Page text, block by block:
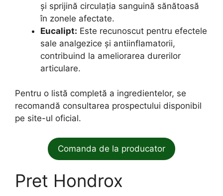
și sprijină circulația sanguină sănătoasă
în zonele afectate.
Eucalipt: Este recunoscut pentru efectele
sale analgezice și antiinflamatorii,
contribuind la ameliorarea durerilor
articulare.
Pentru o listă completă a ingredientelor, se
recomandă consultarea prospectului disponibil
pe site-ul oficial.
Comanda de la producator
Pret Hondrox